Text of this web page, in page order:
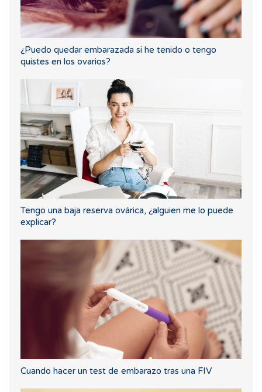
¿Puedo quedar embarazada si he tenido o tengo
quistes en los ovarios?
Tengo una baja reserva ovárica, ¿alguien me lo puede
explicar?
Cuando hacer un test de embarazo tras una FIV